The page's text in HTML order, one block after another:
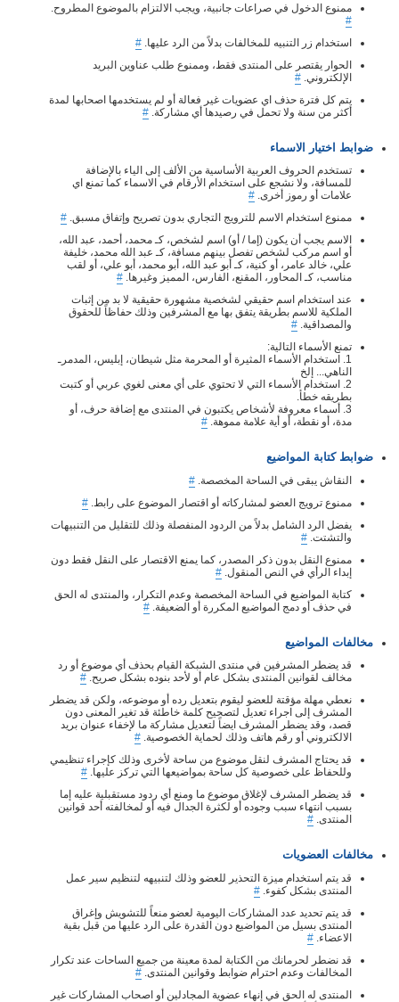
ممنوع الدخول في صراعات جانبية، ويجب الالتزام بالموضوع المطروح.
#
استخدام زر التنبيه للمخالفات بدلاً من الرد عليها. #
الحوار يقتصر على المنتدى فقط، وممنوع طلب عناوين البريد
الإلكتروني. #
يتم كل فترة حذف اي عضويات غير فعالة أو لم يستخدمها اصحابها لمدة
أكثر من سنة ولا تحمل في رصيدها أي مشاركة. #
ضوابط اختيار الاسماء
تستخدم الحروف العربية الأساسية من الألف إلى الياء بالإضافة
للمسافة، ولا نشجع على استخدام الأرقام في الاسماء كما تمنع اي
علامات أو رموز أخرى. #
ممنوع استخدام الاسم للترويج التجاري بدون تصريح وإتفاق مسبق. #
الاسم يجب أن يكون (إما / أو) اسم لشخص، كـ محمد، أحمد، عبد الله،
أو اسم مركب لشخص تفصل بينهم مسافة، كـ عبد الله محمد، خليفة
علي، خالد عامر، أو كنية، كـ أبو عبد الله، أبو محمد، أبو علي، أو لقب
مناسب، كـ المحاور، المقنع، الفارس، المميز وغيرها. #
عند استخدام اسم حقيقي لشخصية مشهورة حقيقية لا بد من إثبات
الملكية للاسم بطريقة يتفق بها مع المشرفين وذلك حفاظاً للحقوق
والمصداقية. #
تمنع الأسماء التالية:
1. استخدام الأسماء المثيرة أو المحرمة مثل شيطان، إبليس، المدمرـ
الناهي... إلخ
2. استخدام الأسماء التي لا تحتوي على أي معنى لغوي عربي أو كتبت
بطريقه خطأ.
3. أسماء معروفة لأشخاص يكتبون في المنتدى مع إضافة حرف، أو
مدة، أو نقطة، أو أية علامة مموهة. #
ضوابط كتابة المواضيع
النقاش يبقى في الساحة المخصصة. #
ممنوع ترويج العضو لمشاركاته أو اقتصار الموضوع على رابط. #
يفضل الرد الشامل بدلاً من الردود المنفصلة وذلك للتقليل من التنبيهات
والتشتت. #
ممنوع النقل بدون ذكر المصدر، كما يمنع الاقتصار على النقل فقط دون
إبداء الرأي في النص المنقول. #
كتابة المواضيع في الساحة المخصصة وعدم التكرار، والمنتدى له الحق
في حذف أو دمج المواضيع المكررة أو الضعيفة. #
مخالفات المواضيع
قد يضطر المشرفين في منتدى الشبكة القيام بحذف أي موضوع أو رد
مخالف لقوانين المنتدى بشكل عام أو لأحد بنوده بشكل صريح. #
نعطي مهلة مؤقتة للعضو ليقوم بتعديل رده أو موضوعه، ولكن قد يضطر
المشرف إلى اجراء تعديل لتصحيح كلمة خاطئة قد تغير المعنى دون
قصد، وقد يضطر المشرف ايضاً لتعديل مشاركة ما لإخفاء عنوان بريد
الالكتروني أو رقم هاتف وذلك لحماية الخصوصية. #
قد يحتاج المشرف لنقل موضوع من ساحة لأخرى وذلك كإجراء تنظيمي
وللحفاظ على خصوصية كل ساحة بمواضيعها التي تركز عليها. #
قد يضطر المشرف لإغلاق موضوع ما ومنع أي ردود مستقبلية عليه إما
بسبب انتهاء سبب وجوده أو لكثرة الجدال فيه أو لمخالفته أحد قوانين
المنتدى. #
مخالفات العضويات
قد يتم استخدام ميزة التحذير للعضو وذلك لتنبيهه لتنظيم سير عمل
المنتدى بشكل كفوء. #
قد يتم تحديد عدد المشاركات اليومية لعضو منعاً للتشويش وإغراق
المنتدى بسيل من المواضيع دون القدرة على الرد عليها من قبل بقية
الاعضاء. #
قد نضطر لحرمانك من الكتابة لمدة معينة من جميع الساحات عند تكرار
المخالفات وعدم احترام ضوابط وقوانين المنتدى. #
المنتدى له الحق في إنهاء عضوية المجادلين أو اصحاب المشاركات غير